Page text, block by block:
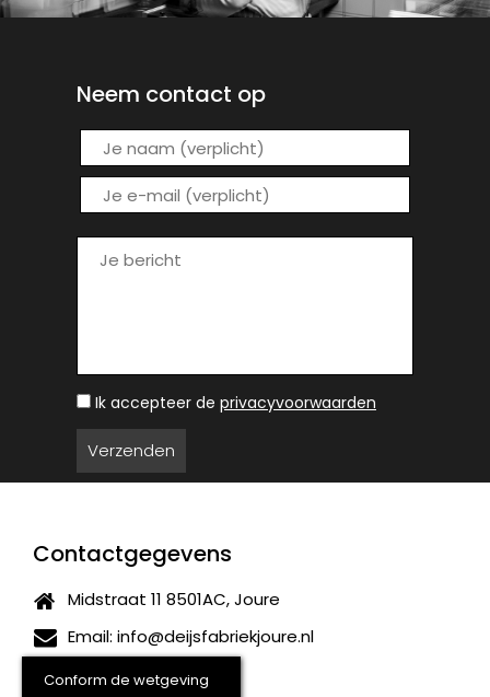
Conform de wetgeving
Neem contact op
Ik accepteer de privacyvoorwaarden
Contactgegevens
Midstraat 11 8501AC, Joure
Email: info@deijsfabriekjoure.nl
(0513) 411440